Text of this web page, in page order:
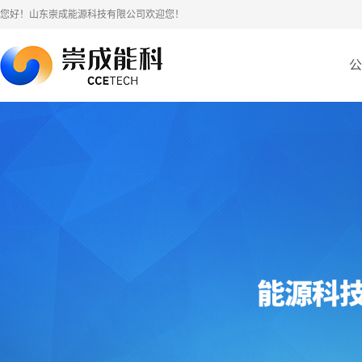
您好！山东崇成能源科技有限公司欢迎您！